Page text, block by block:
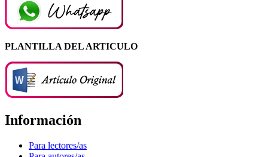
PLANTILLA DEL ARTICULO
Información
Para lectores/as